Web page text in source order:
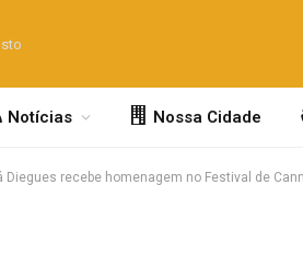
Notícias Nossa Cidade
Diegues recebe homenagem no Festival de